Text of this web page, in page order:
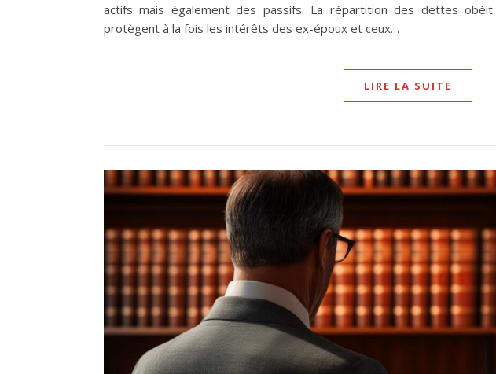
actifs mais également des passifs. La répartition des dettes
protègent à la fois les intérêts des ex-époux et ceux…
LIRE LA SUITE